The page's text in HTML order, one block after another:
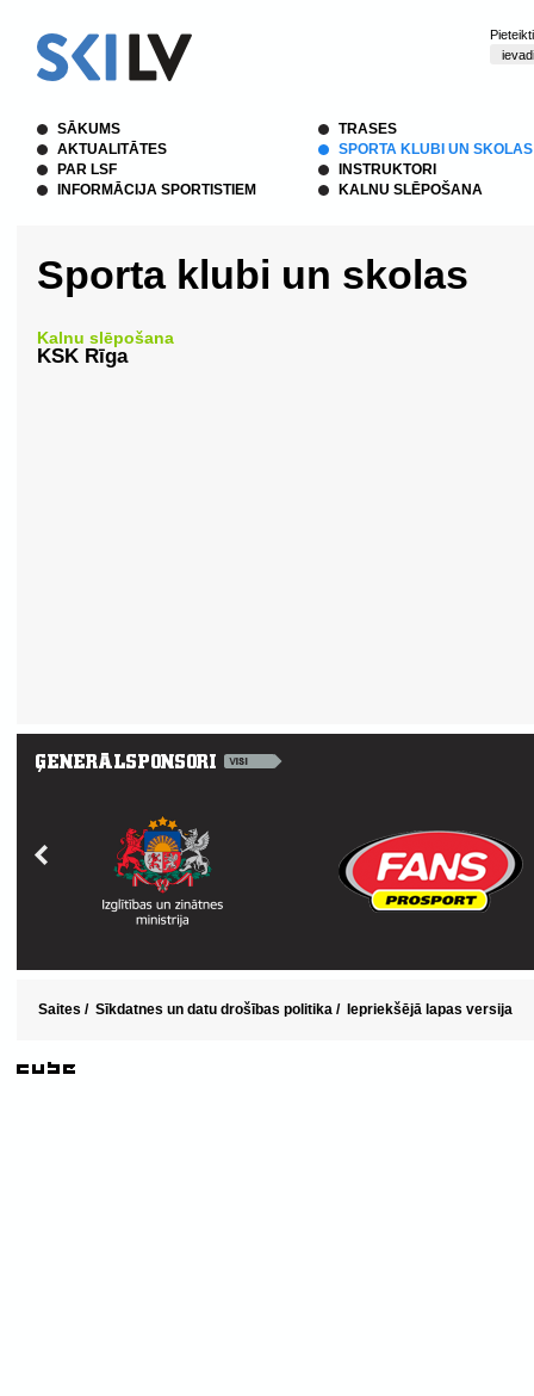
SĀKUMS
AKTUALITĀTES
PAR LSF
INFORMĀCIJA SPORTISTIEM
TRASES
SPORTA KLUBI UN SKOLAS
INSTRUKTORI
KALNU SLĒPOŠANA
Sporta klubi un skolas
Kalnu slēpošana
KSK Rīga
Saites / Sīkdatnes un datu drošības politika / Iepriekšējā lapas versija